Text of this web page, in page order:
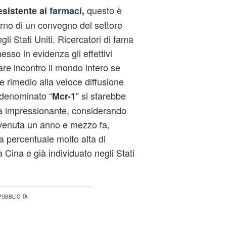
ai farmaci, questo è
di un convegno del settore
Stati Uniti. Ricercatori di fama
in evidenza gli effettivi
incontro il mondo intero se
rimedio alla veloce diffusione
“Mcr-1" si starebbe
considerando
un anno e mezzo fa,
percentuale molto alta di
Cina e già individuato negli Stati